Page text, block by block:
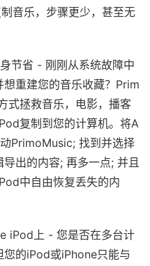
音乐，步骤更少，甚至无
节省 - 刚刚从系统故障中
重建您的音乐收藏？Prim
式拯救音乐，电影，播客
复制到您的计算机。将A
PrimoMusic; 找到并选择
出的内容; 再多一点; 并且
中自由恢复丢失的内
iPod上 - 您是否在多台计
的iPod或iPhone只能与